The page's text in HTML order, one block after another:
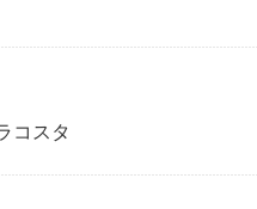
コスタ